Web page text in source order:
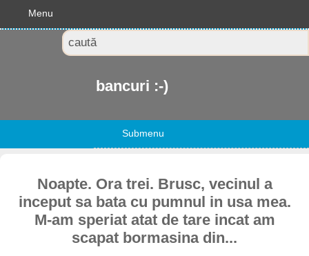
Menu
bancuri :-)
Submenu
Noapte. Ora trei. Brusc, vecinul a
inceput sa bata cu pumnul in usa mea.
M-am speriat atat de tare incat am
scapat bormasina din...